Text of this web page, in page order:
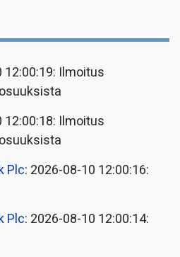
12:00:19: Ilmoitus
12:00:18: Ilmoitus
Plc: 2026-08-10 12:00:16:
Plc: 2026-08-10 12:00:14: